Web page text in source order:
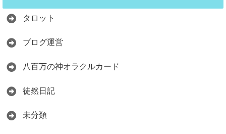
タロット
ブログ運営
八百万の神オラクルカード
徒然日記
未分類